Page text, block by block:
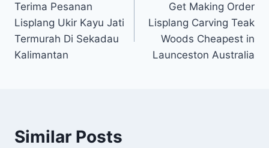
Terima Pesanan
Lisplang Ukir Kayu Jati
Termurah Di Sekadau
Kalimantan
Get Making Order
Lisplang Carving Teak
Woods Cheapest in
Launceston Australia
Similar Posts